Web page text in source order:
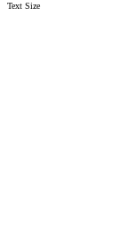
Text Size